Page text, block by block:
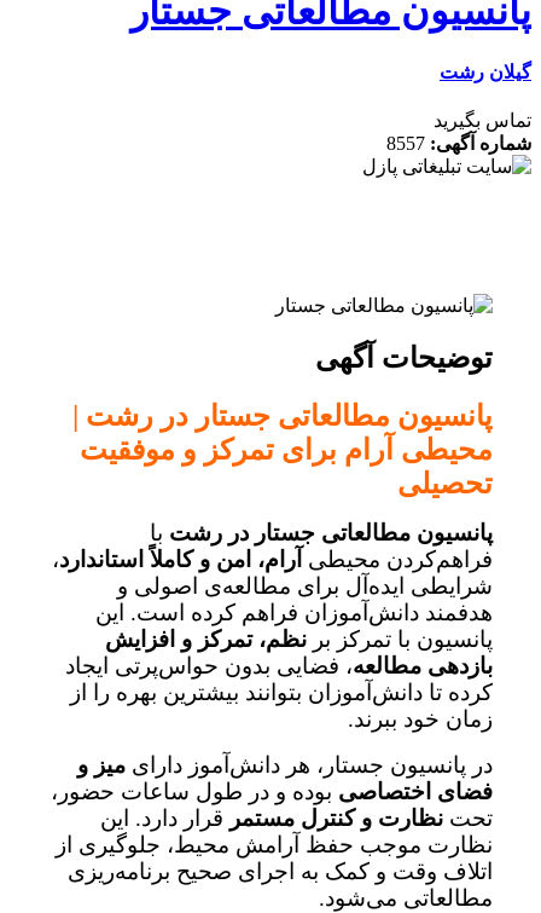
مطالعاتی جستار
رشت
بگیرید
آگهی:8557
توضیحات آگهی
پانسیون مطالعاتی جستار در رشت |
محیطی آرام برای تمرکز و موفقیت
تحصیلی
پانسیون مطالعاتی جستار در رشت با
فراهم‌کردن محیطیآرام، امن و کاملاً استاندارد،
شرایطی ایده‌آل برای مطالعه‌ی اصولی و
هدفمند دانش‌آموزان فراهم کرده است. این
پانسیون با تمرکز برنظم، تمرکز و افزایش
بازدهی مطالعه، فضایی بدون حواس‌پرتی ایجاد
کرده تا دانش‌آموزان بتوانند بیشترین بهره را از
زمان خود ببرند.
در پانسیون جستار، هر دانش‌آموز دارایمیز و
فضای اختصاصیبوده و در طول ساعات حضور،
تحتنظارت و کنترل مستمرقرار دارد. این
نظارت موجب حفظ آرامش محیط، جلوگیری از
اتلاف وقت و کمک به اجرای صحیح برنامه‌ریزی
مطالعاتی می‌شود.